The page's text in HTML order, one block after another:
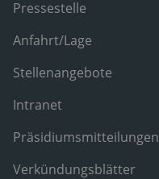
Pressestelle
Anfahrt/Lage
Stellenangebote
Intranet
Präsidiumsmitteilungen
Verkündungsblätter